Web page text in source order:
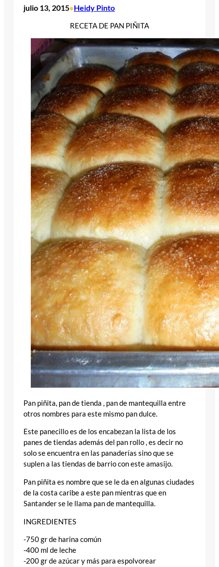
julio 13, 2015•Heidy Pinto
RECETA DE PAN PIÑITA
Pan piñita, pan de tienda , pan de mantequilla entre
otros nombres para este mismo pan dulce.
Este panecillo es de los encabezan la lista de los
panes de tiendas además del pan rollo , es decir no
solo se encuentra en las panaderías sino que se
suplen a las tiendas de barrio con este amasijo.
Pan piñita es nombre que se le da en algunas ciudades
de la costa caribe a este pan mientras que en
Santander se le llama pan de mantequilla.
INGREDIENTES
-750 gr de harina común
-400 ml de leche
-200 gr de azúcar y más para espolvorear